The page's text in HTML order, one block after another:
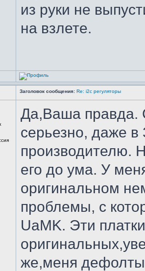
из руки не
на взлете.
Заголовок сообщения: Re: i2c регуляторы
Да,Ваша правда.
серьезно, даже в
производителю.
его до ума. У
оригинальном
проблемы, с
UaMK. Эти
же,меня